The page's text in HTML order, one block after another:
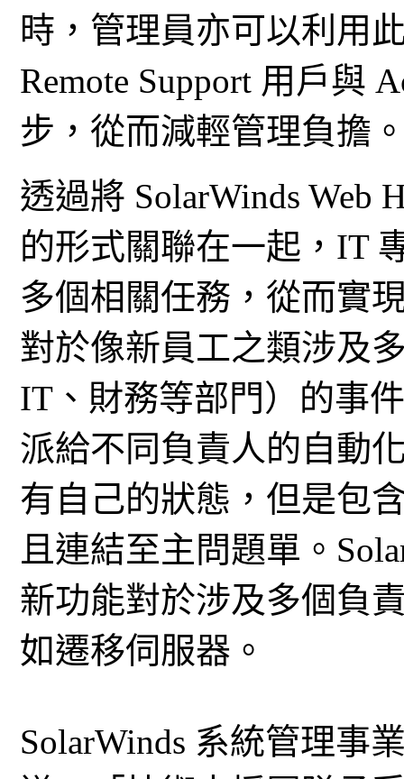
時，管理員亦可以利用
Remote Support 用戶與
步，從而減輕管理負擔
透過將 SolarWinds Web
的形式關聯在一起，IT
多個相關任務，從而實
對於像新員工之類涉及
IT、財務等部門）的事
派給不同負責人的自動
有自己的狀態，但是包
且連結至主問題單。
新功能對於涉及多個負
如遷移伺服器。
SolarWinds 系統管理事